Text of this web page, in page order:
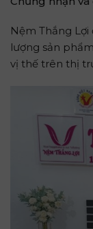
Nệm Thắng
lượng sản
vị thế trên thị